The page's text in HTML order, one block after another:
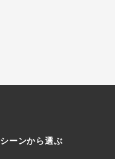
シーンから選ぶ